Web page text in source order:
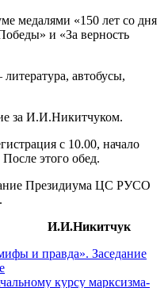
медалями «150 лет со дня
и «За верность
автобусы,
за И.И.Никитчуком.
с 10.00, начало
этого обед.
Президиума ЦС РУСО
И.И.Никитчук
и правда». Заседание
курсу марксизма-